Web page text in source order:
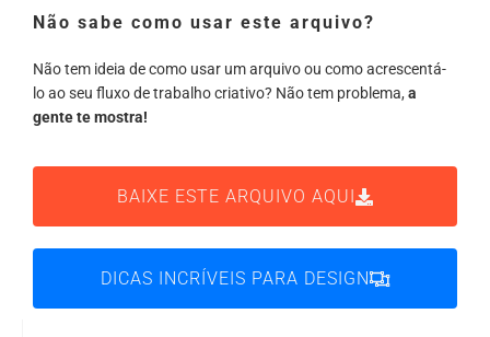
Não sabe como usar este arquivo?
Não tem ideia de como usar um arquivo ou como acrescentá-
lo ao seu fluxo de trabalho criativo? Não tem problema, a
gente te mostra!
BAIXE ESTE ARQUIVO AQUI
DICAS INCRÍVEIS PARA DESIGN